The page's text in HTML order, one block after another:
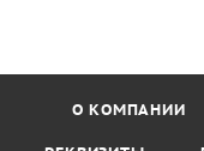
О КОМПАНИИ